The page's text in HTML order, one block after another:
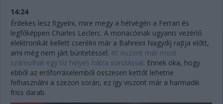
14:24
Érdekes lesz figyelni, mire megy a hétvégén a Ferrari és
legfőképpen Charles Leclerc. A monacóinak ugyanis vezérlő
elektronikát kellett cserélni már a Bahreini Nagydíj rajtja előtt,
ami még nem járt büntetéssel, itt viszont már most
számolhat egy tíz helyes hátra sorolással. Ennek oka, hogy
ebből az erőforráselemből összesen kettőt lehetne
felhasználni a szezon során, ez így viszont már a harmadik
friss darab.